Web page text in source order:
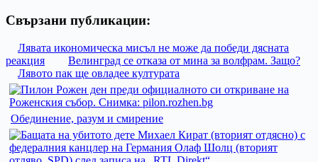
Свързани публикации:
Лявата икономическа мисъл не може да победи дясната
реакция
Велинград се отказа от мина за волфрам. Защо?
Лявото пак ще овладее културата
Обединение, разум и смирение